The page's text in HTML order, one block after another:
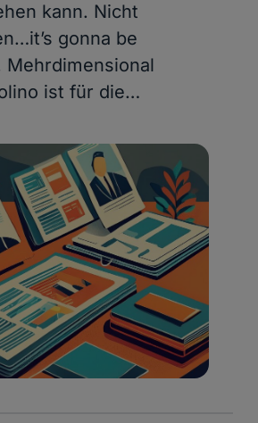
kann. Nicht
gonna be
Mehrdimensional
ist für die…